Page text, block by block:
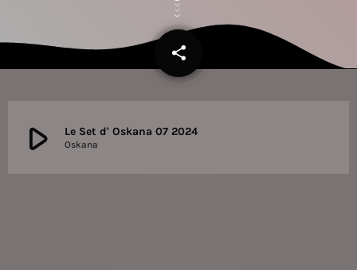
share
email
play_arrow Le Set d' Oskana 07 2024
Oskana